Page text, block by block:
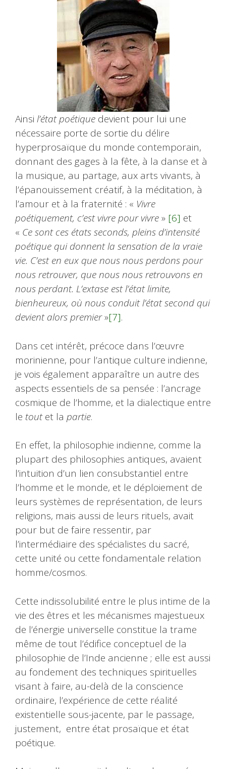
Ainsi l’état poétique devient pour lui une
nécessaire porte de sortie du délire
hyperprosaïque du monde contemporain,
donnant des gages à la fête, à la danse et à
la musique, au partage, aux arts vivants, à
l’épanouissement créatif, à la méditation, à
l’amour et à la fraternité : « Vivre
poétiquement, c’est vivre pour vivre» [6] et
« Ce sont ces états seconds, pleins d’intensité
poétique qui donnent la sensation de la vraie
vie. C’est en eux que nous nous perdons pour
nous retrouver, que nous nous retrouvons en
nous perdant. L’extase est l’état limite,
bienheureux, où nous conduit l’état second qui
devient alors premier»[7].
Dans cet intérêt, précoce dans l’œuvre
morinienne, pour l’antique culture indienne,
je vois également apparaître un autre des
aspects essentiels de sa pensée : l’ancrage
cosmique de l’homme, et la dialectique entre
le toutet la partie.
En effet, la philosophie indienne, comme la
plupart des philosophies antiques, avaient
l’intuition d’un lien consubstantiel entre
l’homme et le monde, et le déploiement de
leurs systèmes de représentation, de leurs
religions, mais aussi de leurs rituels, avait
pour but de faire ressentir, par
l’intermédiaire des spécialistes du sacré,
cette unité ou cette fondamentale relation
homme/cosmos.
Cette indissolubilité entre le plus intime de la
vie des êtres et les mécanismes majestueux
de l’énergie universelle constitue la trame
même de tout l’édifice conceptuel de la
philosophie de l’Inde ancienne ; elle est aussi
au fondement des techniques spirituelles
visant à faire, au-delà de la conscience
ordinaire, l’expérience de cette réalité
existentielle sous-jacente, par le passage,
justement, entre état prosaïque et état
poétique.